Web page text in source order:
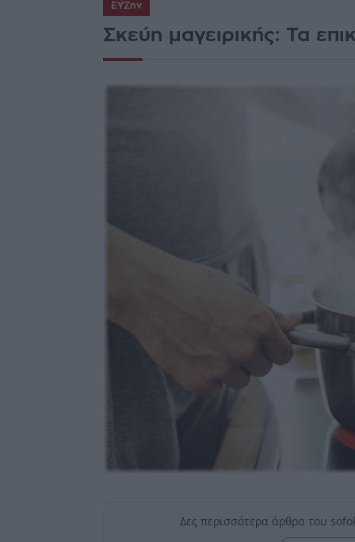
ΕΥΖην
Σκεύη μαγειρικής: Τα
Δες περισσότερα άρθρα του